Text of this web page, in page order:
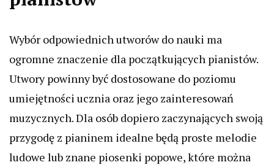
Wybór odpowiednich utworów do nauki ma
ogromne znaczenie dla początkujących pianistów.
Utwory powinny być dostosowane do poziomu
umiejętności ucznia oraz jego zainteresowań
muzycznych. Dla osób dopiero zaczynających swoją
przygodę z pianinem idealne będą proste melodie
ludowe lub znane piosenki popowe, które można